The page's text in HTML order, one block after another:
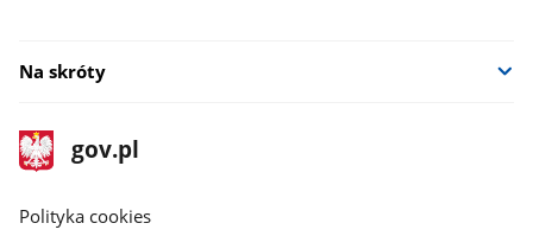
Na skróty
stopka
gov.pl
Strona
gov.pl
gov.pl
Polityka cookies